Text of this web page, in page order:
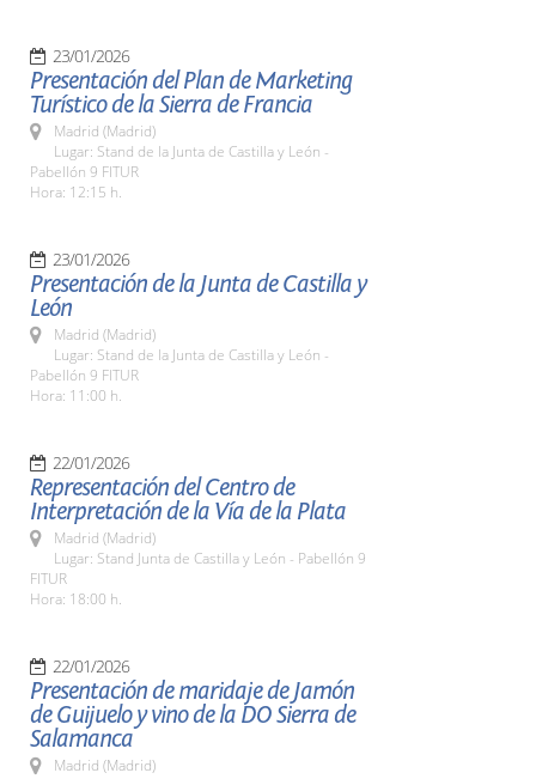
23/01/2026
Presentación del Plan de Marketing
Turístico de la Sierra de Francia
Madrid (Madrid)
Lugar: Stand de la Junta de Castilla y León -
Pabellón 9 FITUR
Hora: 12:15 h.
23/01/2026
Presentación de la Junta de Castilla y
León
Madrid (Madrid)
Lugar: Stand de la Junta de Castilla y León -
Pabellón 9 FITUR
Hora: 11:00 h.
22/01/2026
Representación del Centro de
Interpretación de la Vía de la Plata
Madrid (Madrid)
Lugar: Stand Junta de Castilla y León - Pabellón 9
FITUR
Hora: 18:00 h.
22/01/2026
Presentación de maridaje de Jamón
de Guijuelo y vino de la DO Sierra de
Salamanca
Madrid (Madrid)